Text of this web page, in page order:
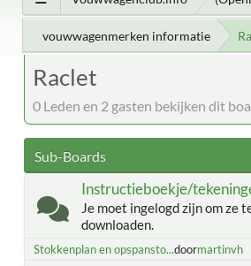
vouwwagenmerken informatie
Raclet
0 Leden en 2 gasten bekijken dit
Sub-Boards
Instructieboekje/
Je moet ingelogd zijn om ze
downloaden.
Stokkenplan en opspansto...doormartinvh